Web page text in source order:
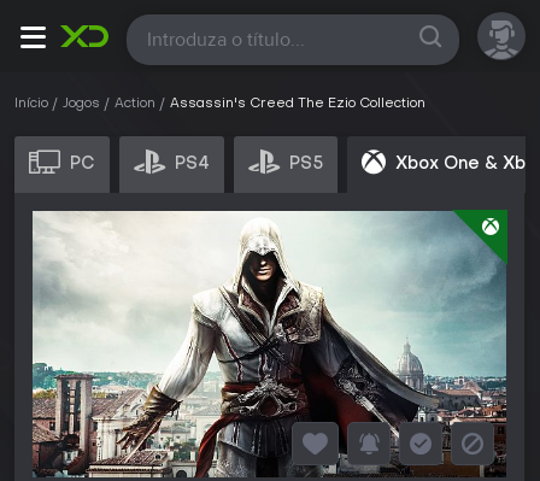
Todas
Início Jogos Action Assassin's Creed The Ezio Collection
PC PS4 PS5 Xbox One &